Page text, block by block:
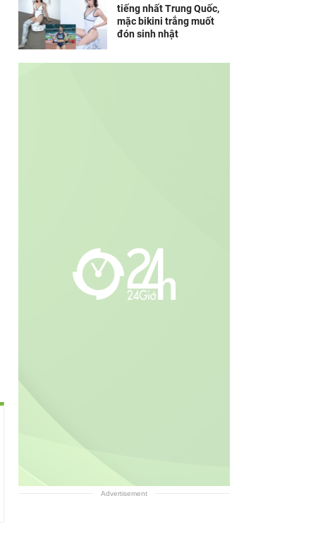
tiếng nhất Trung Quốc,
mặc bikini trắng muốt
đón sinh nhật
Advertisement